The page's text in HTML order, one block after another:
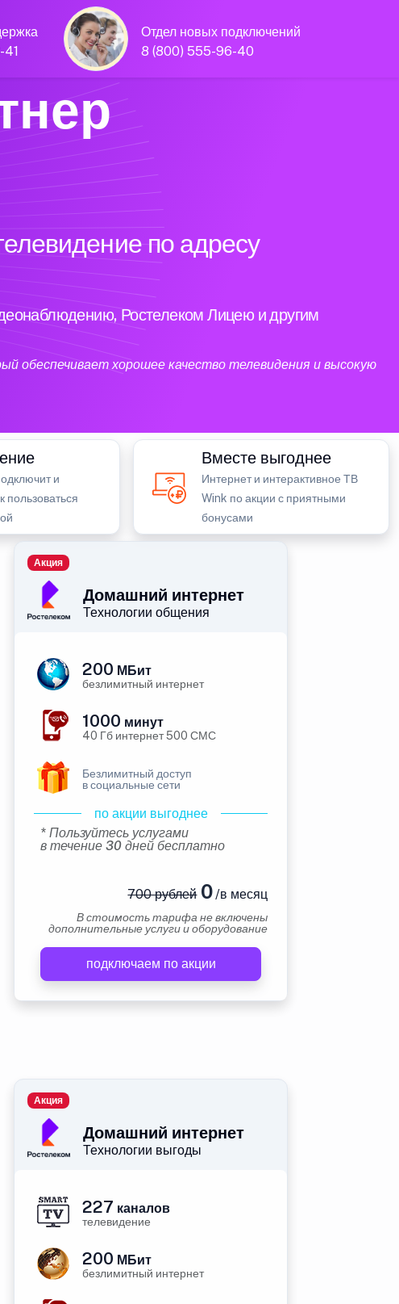
Отдел новых подключений
8 (800) 555-96-40
по адресу
Ростелеком Лицею и другим
обеспечивает хорошее качество телевидения и высокую
и
пользоваться
Вместе выгоднее
Интернет и интерактивное ТВ
Wink по акции с приятными
бонусами
Домашний интернет
Технологии общения
Акция
200 МБит
безлимитный интернет
1000 минут
40 Гб интернет 500 СМС
Безлимитный доступ
в социальные сети
по акции выгоднее
* Пользуйтесь услугами
в течение 30 дней бесплатно
700 рублей0/в месяц
В стоимость тарифа не включены
дополнительные услуги и оборудование
подключаем по акции
Домашний интернет
Технологии выгоды
Акция
227 каналов
телевидение
200 МБит
безлимитный интернет